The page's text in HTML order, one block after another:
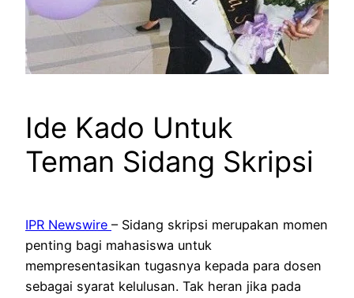
Ide Kado Untuk
Teman Sidang Skripsi
IPR Newswire – Sidang skripsi merupakan momen
penting bagi mahasiswa untuk
mempresentasikan tugasnya kepada para dosen
sebagai syarat kelulusan. Tak heran jika pada